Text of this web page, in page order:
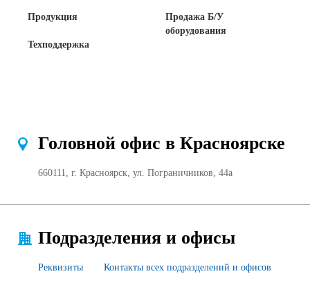
Продажа Б/У оборудования
Продукция
Техподдержка
Продажа Б/У
оборудования
Головной офис в Красноярске
660111, г. Красноярск, ул. Пограничников, 44а
Подразделения и офисы
Реквизиты Контакты всех подразделений и офисов